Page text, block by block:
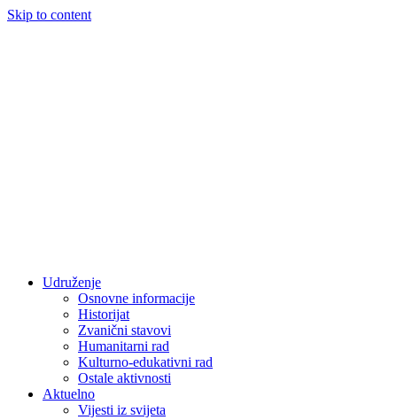
Skip to content
Udruženje
Osnovne informacije
Historijat
Zvanični stavovi
Humanitarni rad
Kulturno-edukativni rad
Ostale aktivnosti
Aktuelno
Vijesti iz svijeta